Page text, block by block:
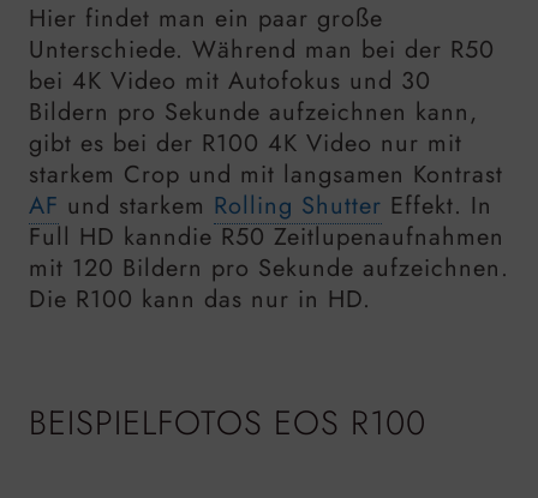
Hier findet man ein paar große
Unterschiede. Während man bei der R50
bei 4K Video mit Autofokus und 30
Bildern pro Sekunde aufzeichnen kann,
gibt es bei der R100 4K Video nur mit
starkem Crop und mit langsamen Kontrast
AF und starkem Rolling Shutter Effekt. In
Full HD kanndie R50 Zeitlupenaufnahmen
mit 120 Bildern pro Sekunde aufzeichnen.
Die R100 kann das nur in HD.
BEISPIELFOTOS EOS R100